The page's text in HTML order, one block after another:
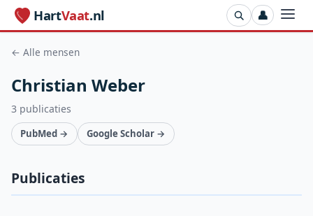
HartVaat.nl 👤
← Alle mensen
Christian Weber
3 publicaties
PubMed → Google Scholar →
Publicaties